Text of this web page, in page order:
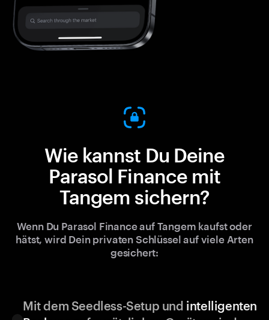
Wie kannst Du Deine
Parasol Finance mit
Tangem sichern?
Wenn Du Parasol Finance auf Tangem kaufst oder
hätst, wird Dein privaten Schlüssel auf viele Arten
gesichert:
Mit dem Seedless-Setup und intelligenten